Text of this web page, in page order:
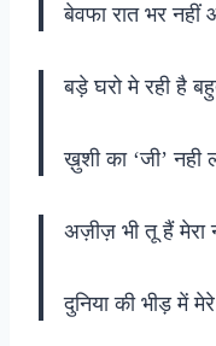
बेवफा रात भर नहीं
बड़े घरो मे रही है
ख़ुशी का ‘जी’ नही
अज़ीज़ भी तू हैं मेरा
दुनिया की भीड़ में